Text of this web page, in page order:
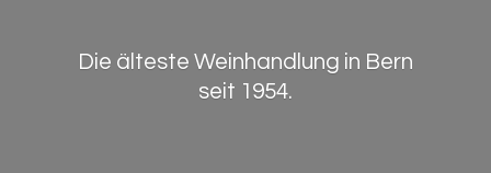
Die älteste Weinhandlung in Bern
seit 1954.